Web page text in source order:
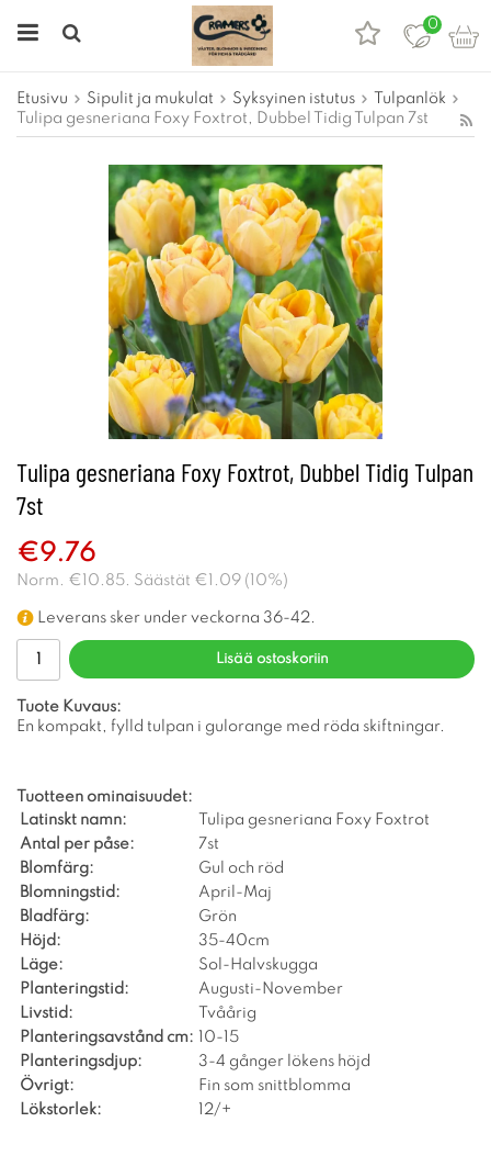
0
Etusivu Sipulit ja mukulat Syksyinen istutus
Tulpanlök
Tulipa gesneriana Foxy Foxtrot, Dubbel Tidig Tulpan 7st
Tulipa gesneriana Foxy Foxtrot, Dubbel Tidig Tulpan
7st
€9.76
Norm. €10.85. Säästät €1.09 ( 10%)
Leverans sker under veckorna 36-42.
Lisää ostoskoriin
Tuote Kuvaus:
En kompakt, fylld tulpan i gulorange med röda skiftningar.
Tuotteen ominaisuudet:
Latinskt namn:
Tulipa gesneriana Foxy Foxtrot
Antal per påse:
7st
Blomfärg:
Gul och röd
Blomningstid:
April-Maj
Bladfärg:
Grön
Höjd:
35-40cm
Läge:
Sol-Halvskugga
Planteringstid:
Augusti-November
Livstid:
Tvåårig
Planteringsavstånd cm: 10-15
Planteringsdjup:
3-4 gånger lökens höjd
Övrigt:
Fin som snittblomma
Lökstorlek:
12/+